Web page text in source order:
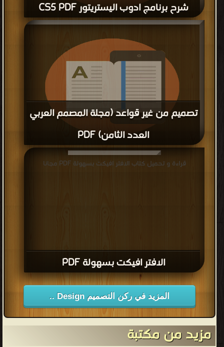
شرح برنامج ادوب اليستريتور CS5 PDF
قراءة و تحميل كتاب شرح برنامج ادوب اليستريتور CS5 PDF مجانا
تصميم من غير قواعد (مجلة المصمم العربي
العدد الثامن) PDF
قراءة و تحميل كتاب تصميم من غير قواعد (مجلة المصمم العربي
العدد الثامن) PDF مجانا
الافتر افيكت بسهولة PDF
قراءة و تحميل كتاب الافتر افيكت بسهولة PDF مجانا
المزيد في ركن التصميم Design ..
مزيد من مكتبة